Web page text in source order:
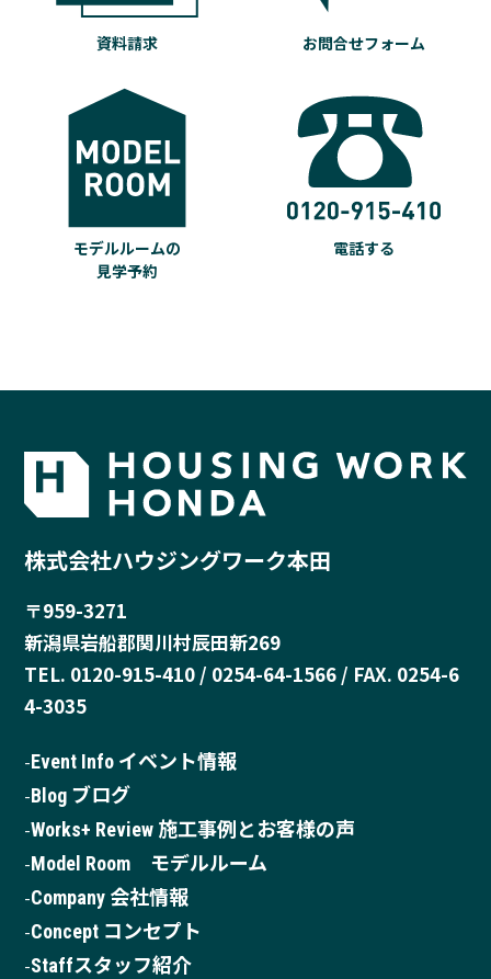
資料請求 お問合せフォーム
モデルルームの
見学予約
電話する
株式会社ハウジングワーク本田
〒959-3271
新潟県岩船郡関川村辰田新269
TEL. 0120-915-410 / 0254-64-1566 / FAX. 0254-6
4-3035
Event Info イベント情報
Blog ブログ
Works+ Review 施工事例とお客様の声
Model Room モデルルーム
Company 会社情報
Concept コンセプト
Staffスタッフ紹介